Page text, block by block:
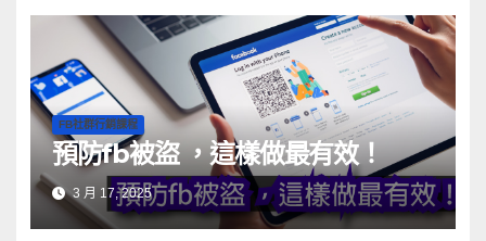
FB社群行銷課程
預防fb被盜 ，這樣做最有效！
3 月 17, 2025